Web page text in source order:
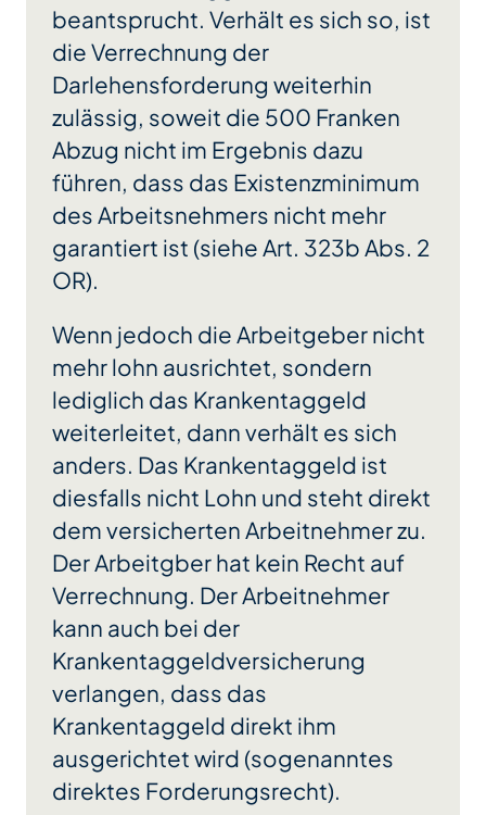
beantsprucht. Verhält es sich so, ist
die Verrechnung der
Darlehensforderung weiterhin
zulässig, soweit die 500 Franken
Abzug nicht im Ergebnis dazu
führen, dass das Existenzminimum
des Arbeitsnehmers nicht mehr
garantiert ist (siehe Art. 323b Abs. 2
OR).
Wenn jedoch die Arbeitgeber nicht
mehr lohn ausrichtet, sondern
lediglich das Krankentaggeld
weiterleitet, dann verhält es sich
anders. Das Krankentaggeld ist
diesfalls nicht Lohn und steht direkt
dem versicherten Arbeitnehmer zu.
Der Arbeitgber hat kein Recht auf
Verrechnung. Der Arbeitnehmer
kann auch bei der
Krankentaggeldversicherung
verlangen, dass das
Krankentaggeld direkt ihm
ausgerichtet wird (sogenanntes
direktes Forderungsrecht).